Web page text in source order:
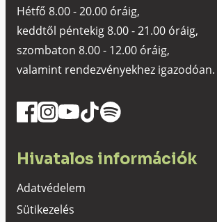
Hétfő 8.00 - 20.00 óráig,
keddtől péntekig 8.00 - 21.00 óráig,
szombaton 8.00 - 12.00 óráig,
valamint rendezvényekhez igazodóan.
Hivatalos információk
Adatvédelem
Sütikezelés